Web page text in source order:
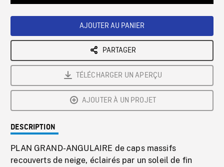
AJOUTER AU PANIER
PARTAGER
TÉLÉCHARGER UN APERÇU
AJOUTER À UN PROJET
DESCRIPTION
PLAN GRAND-ANGULAIRE de caps massifs
recouverts de neige, éclairés par un soleil de fin